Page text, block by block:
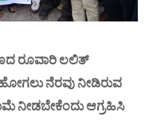
ರೂವಾರಿ ಲಲಿತ್
ನೆರವು ನೀಡಿರುವ
ನೀಡಬೇಕೆಂದು ಆಗ್ರಹಿಸಿ